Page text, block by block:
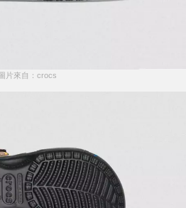
圖片來自：crocs